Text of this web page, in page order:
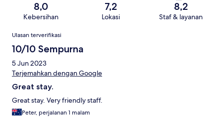
8,0
Kebersihan
7,2
Lokasi
8,2
Staf & layanan
Ulasan
Ulasan terverifikasi
10/10 Sempurna
5 Jun 2023
Terjemahkan dengan Google
Great stay.
Great stay. Very friendly staff.
Peter, perjalanan 1 malam